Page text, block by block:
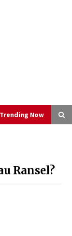
Trending Now
Hari
RI ke-81
Ransel?